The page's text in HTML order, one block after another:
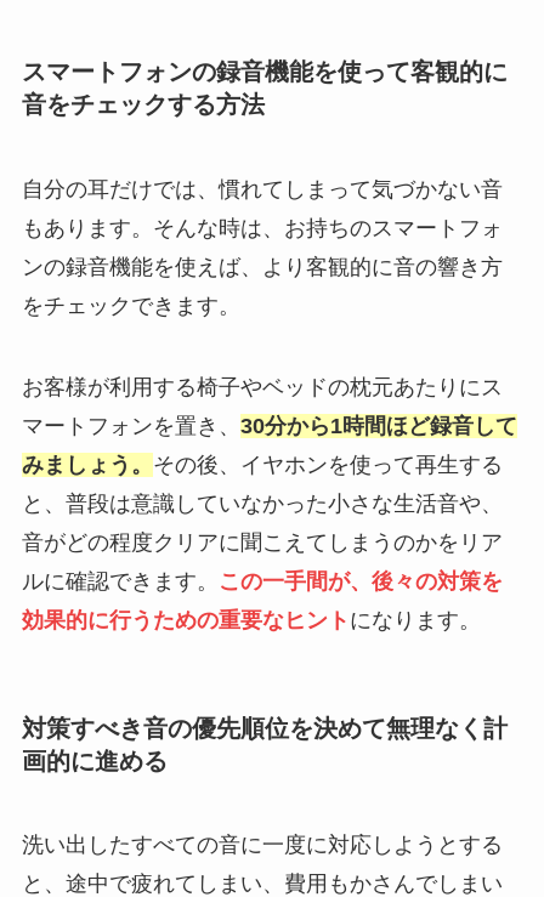
スマートフォンの録音機能を使って客観的に
音をチェックする方法
自分の耳だけでは、慣れてしまって気づかない音
もあります。そんな時は、お持ちのスマートフォ
ンの録音機能を使えば、より客観的に音の響き方
をチェックできます。
お客様が利用する椅子やベッドの枕元あたりにス
マートフォンを置き、 30分から1時間ほど録音して
みましょう。 その後、イヤホンを使って再生する
と、普段は意識していなかった小さな生活音や、
音がどの程度クリアに聞こえてしまうのかをリア
ルに確認できます。
この一手間が、後々の対策を
効果的に行うための重要なヒント になります。
対策すべき音の優先順位を決めて無理なく計
画的に進める
洗い出したすべての音に一度に対応しようとする
と、途中で疲れてしまい、費用もかさんでしまい